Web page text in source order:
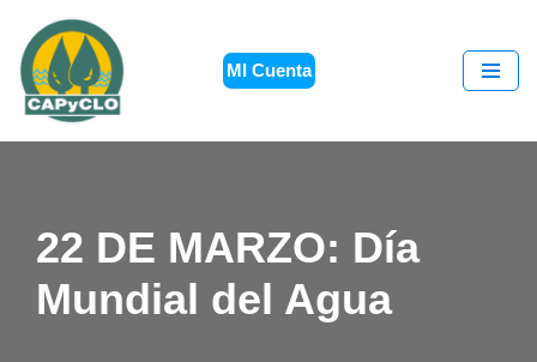
Saltar
al
contenido
MI Cuenta
22 DE MARZO: Día
Mundial del Agua